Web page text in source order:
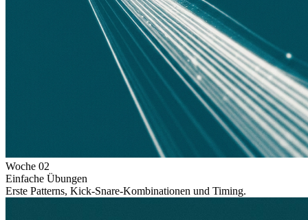
Woche 02
Einfache Übungen
Erste Patterns, Kick-Snare-Kombinationen und Timing.